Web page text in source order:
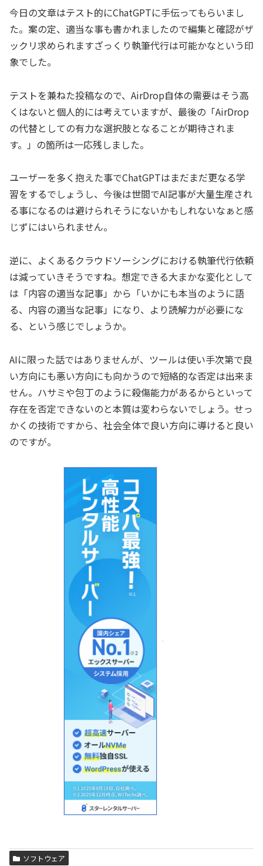
今日の文章はテスト的にChatGPTに手伝ってもらいまし
た。案の定、適当な事も書かれましたので編集と確認がザ
ックリ求められますざっくり執筆代行は可能かなという印
象でした。
テストを兼ねた投稿なので、AirDrop自体の需要はそう高
くはないと個人的には考えていますが、最後の「AirDrop
の代替としての有力な選択肢となることが期待されま
す。」の箇所は一応残しました。
ユーザーを多く抱えた事でChatGPTはまだまだ更なる学
習をするでしょうし、今後は世間でAI記事が大量生産され
る事になるのは避けられそうにないかもしれないなぁと感
じずにはいられません。
逆に、よくあるクラウドソーシングにおける執筆代行依頼
は減っていきそうですね。想定できる大まかな変化として
は「内容の適当な記事」から「いかにも本当のように語
る、内容の適当な記事」になり、より読解力が必要にな
る、という感じでしょうか。
AIに限った話ではありませんが、ツールは使い手次第で良
い方向にも悪い方向にも向かうので短絡的な否定は出来ま
せん。ハサミや包丁のように殺傷能力があるからといって
存在を否定できないのと本質は変わらないでしょう。せっ
かくの技術ですから、社会全体で良い方向に導けると良い
のですが。
ソフトウェア